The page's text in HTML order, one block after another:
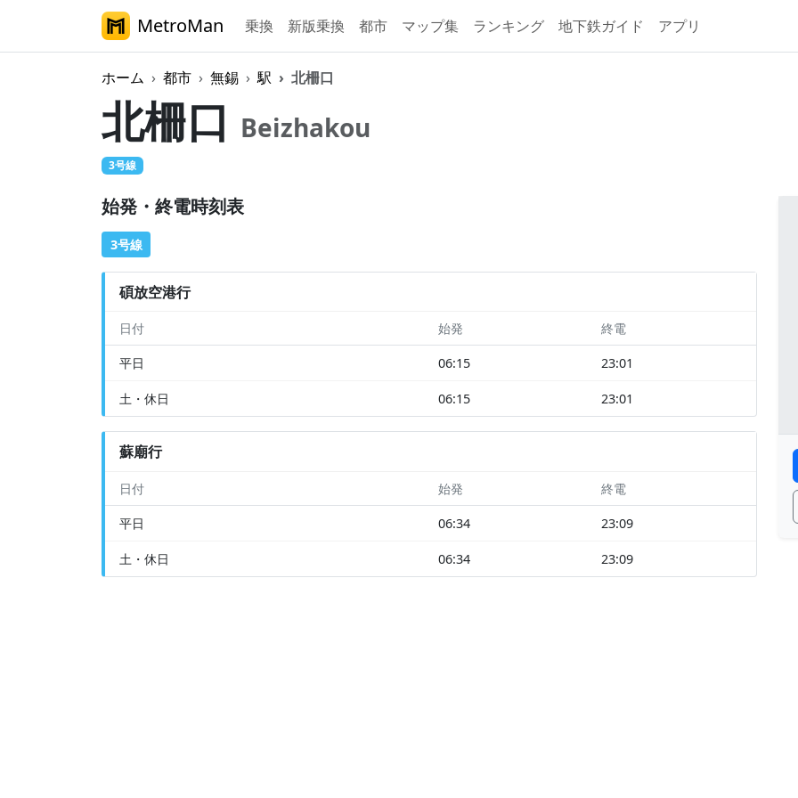
MetroMan 乗換 新版乗換 都市 マップ集 ランキング 地下鉄ガイド アプリ
ホーム 都市 無錫 駅 北柵口
北柵口 Beizhakou
3号線
始発・終電時刻表
3号線
碩放空港行
日付 始発 終電
平日 06:15 23:01
土・休日 06:15 23:01
蘇廟行
日付 始発 終電
平日 06:34 23:09
土・休日 06:34 23:09